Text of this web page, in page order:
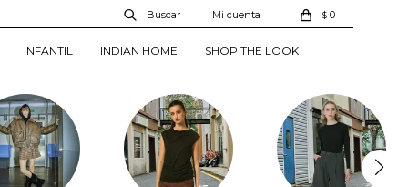
INFANTIL INDIAN HOME SHOP THE LOOK
$ 0